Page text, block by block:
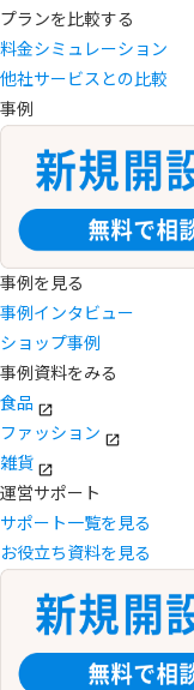
プランを比較する
料金シミュレーション
他社サービスとの比較
事例
事例を見る
事例インタビュー
ショップ事例
事例資料をみる
食品
ファッション
雑貨
運営サポート
サポート一覧を見る
お役立ち資料を見る